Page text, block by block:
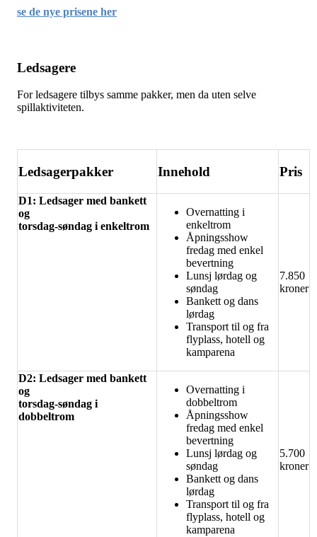
se de nye prisene her
Ledsagere
For ledsagere tilbys samme pakker, men da uten selve
spillaktiviteten.
Ledsagerpakker Innehold Pris
D1: Ledsager med bankett
og
torsdag-søndag i enkeltrom
Overnatting i
enkeltrom
Åpningsshow
fredag med enkel
bevertning
Lunsj lørdag og
søndag
Bankett og dans
lørdag
Transport til og fra
flyplass, hotell og
kamparena
7.850
kroner
D2: Ledsager med bankett
og
torsdag-søndag i
dobbeltrom
Overnatting i
dobbeltrom
Åpningsshow
fredag med enkel
bevertning
Lunsj lørdag og
søndag
Bankett og dans
lørdag
Transport til og fra
flyplass, hotell og
kamparena
5.700
kroner